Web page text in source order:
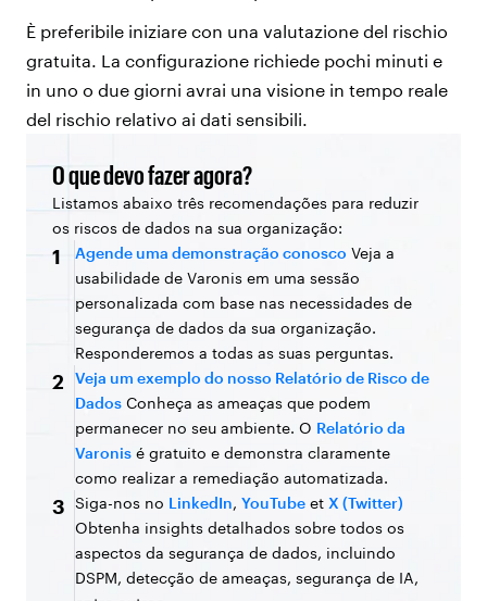
È preferibile iniziare con una valutazione del rischio
gratuita. La configurazione richiede pochi minuti e
in uno o due giorni avrai una visione in tempo reale
del rischio relativo ai dati sensibili.
O que devo fazer agora?
Listamos abaixo três recomendações para reduzir
os riscos de dados na sua organização:
1 Agende uma demonstração conosco Veja a
usabilidade de Varonis em uma sessão
personalizada com base nas necessidades de
segurança de dados da sua organização.
Responderemos a todas as suas perguntas.
2
Veja um exemplo do nosso Relatório de Risco de
Dados Conheça as ameaças que podem
permanecer no seu ambiente. O Relatório da
Varonis é gratuito e demonstra claramente
como realizar a remediação automatizada.
3 Siga-nos no LinkedIn, YouTube et X (Twitter)
Obtenha insights detalhados sobre todos os
aspectos da segurança de dados, incluindo
DSPM, detecção de ameaças, segurança de IA,